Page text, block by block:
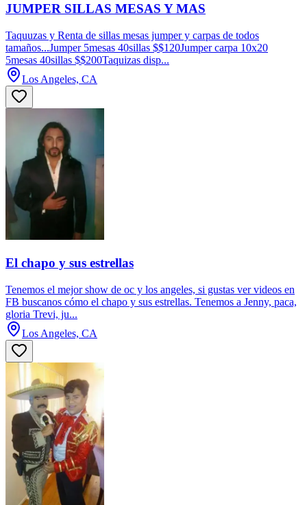
JUMPER SILLAS MESAS Y MAS
Taquuzas y Renta de sillas mesas jumper y carpas de todos
tamaños...Jumper 5mesas 40sillas $$120Jumper carpa 10x20
5mesas 40sillas $$200Taquizas disp...
Los Angeles, CA
El chapo y sus estrellas
Tenemos el mejor show de oc y los angeles, si gustas ver videos en
FB buscanos cómo el chapo y sus estrellas. Tenemos a Jenny, paca,
gloria Trevi, ju...
Los Angeles, CA